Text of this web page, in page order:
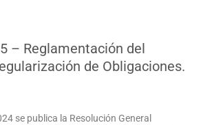
– Reglamentación del
de Obligaciones.
se publica la Resolución General